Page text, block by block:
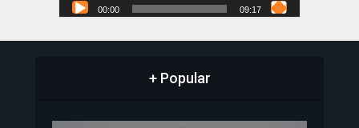
00:00 09:17
+ Popular